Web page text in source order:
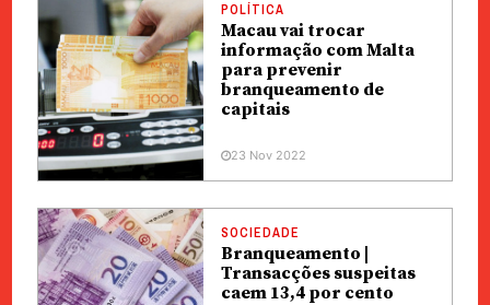
POLÍTICA
Macau vai trocar
informação com Malta
para prevenir
branqueamento de
capitais
23 Nov 2022
SOCIEDADE
Branqueamento |
Transacções suspeitas
caem 13,4 por cento